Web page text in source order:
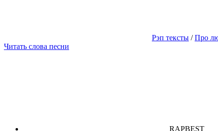
Рэп тексты /Про
Читать слова песни
RAPBEST